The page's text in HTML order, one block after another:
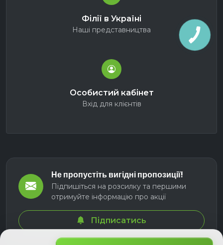
Філії в Україні
Наші представництва
Особистий кабінет
Вхід для клієнтів
Не пропустіть вигідні пропозиції!
Підпишіться на розсилку та першими
отримуйте інформацію про акції
Підписатись